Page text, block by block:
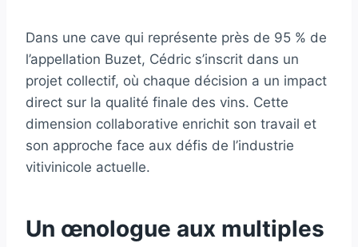
Dans une cave qui représente près de 95 % de
l’appellation Buzet, Cédric s’inscrit dans un
projet collectif, où chaque décision a un impact
direct sur la qualité finale des vins. Cette
dimension collaborative enrichit son travail et
son approche face aux défis de l’industrie
vitivinicole actuelle.
Un œnologue aux multiples